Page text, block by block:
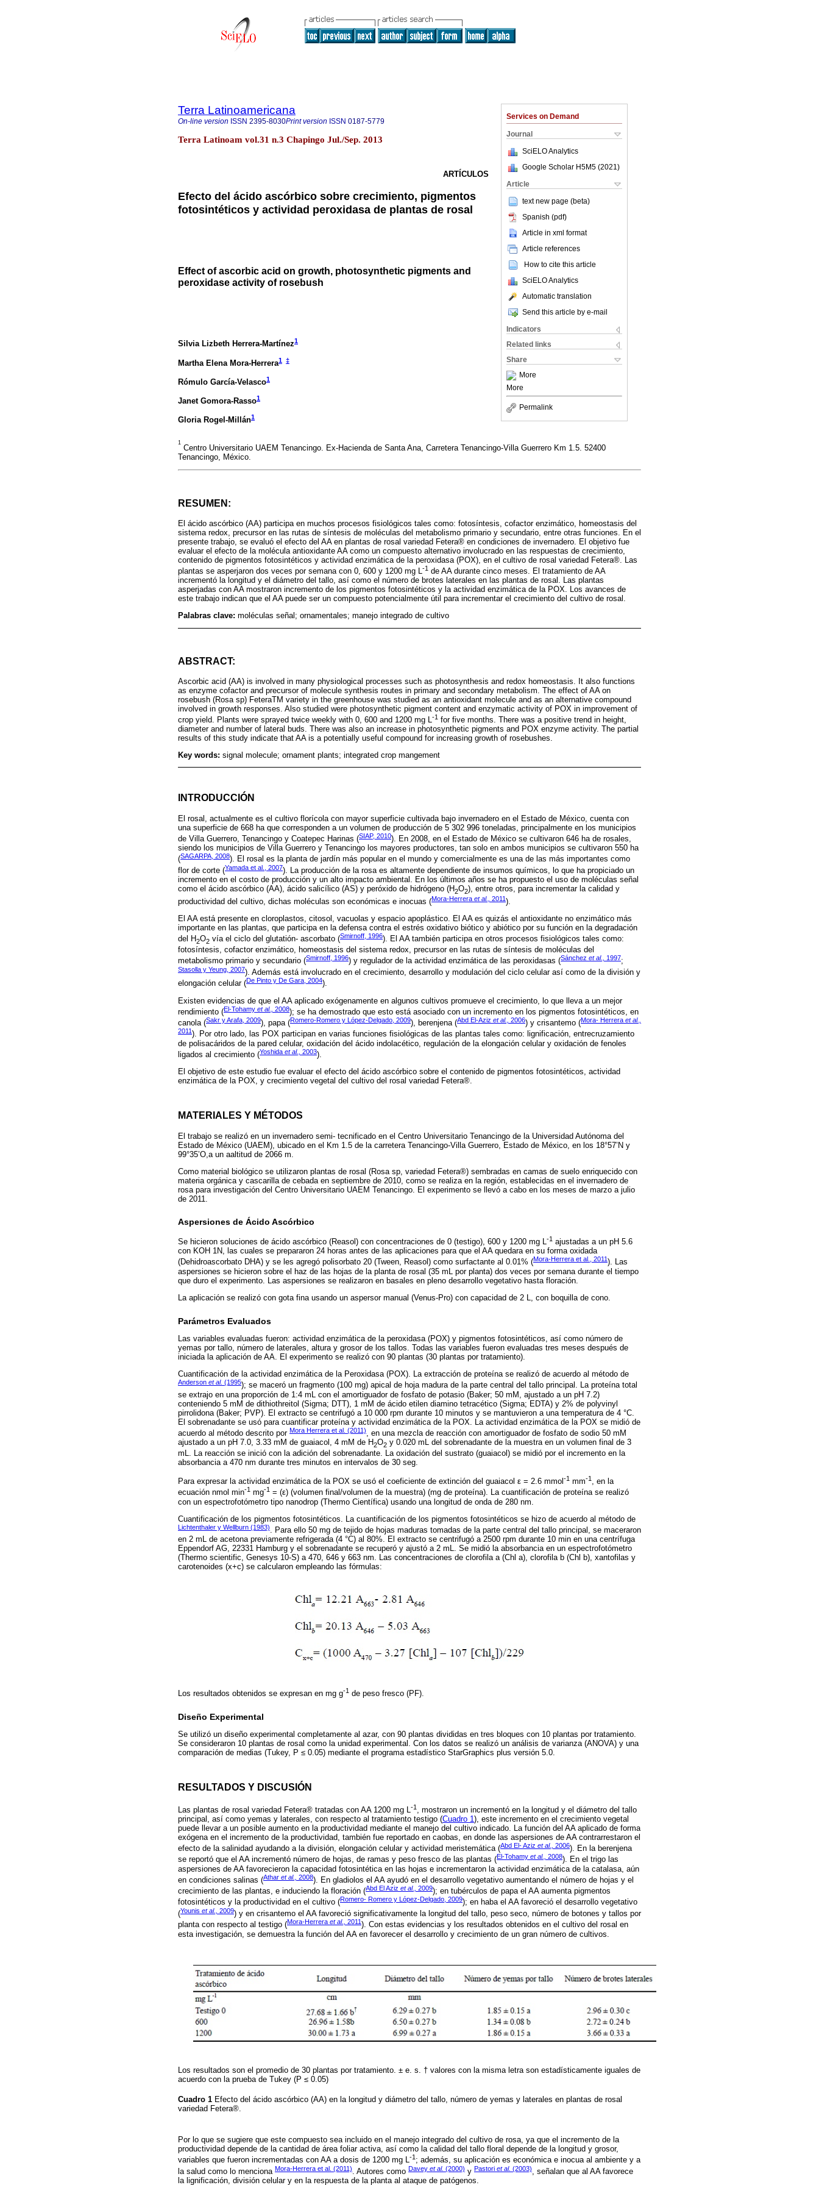
Services on Demand
Journal
SciELO Analytics
Google Scholar H5M5 (2021 )
Article
text new page (beta)
Spanish (pdf)
Article in xml format
Article references
How to cite this article
SciELO Analytics
Automatic translation
Send this article by e-mail
Indicators
Related links
Share
More
More
Permalink
Terra Latinoamericana
On-line version ISSN 2395-8030Print version ISSN 0187-5779
Terra Latinoam vol.31 n.3 Chapingo Jul./Sep. 2013
ARTÍCULOS
Efecto del ácido ascórbico sobre crecimiento, pigmentos
fotosintéticos y actividad peroxidasa de plantas de rosal
Effect of ascorbic acid on growth, photosynthetic pigments and
peroxidase activity of rosebush
Silvia Lizbeth Herrera-Martínez1
Martha Elena Mora-Herrera1 ‡
Rómulo García-Velasco1
Janet Gomora-Rasso1
Gloria Rogel-Millán1
1
Centro Universitario UAEM Tenancingo. Ex-Hacienda de Santa Ana, Carretera Tenancingo-Villa Guerrero Km 1.5. 52400
Tenancingo, México.
RESUMEN:
El ácido ascórbico (AA) participa en muchos procesos fisiológicos tales como: fotosíntesis, cofactor enzimático, homeostasis del
sistema redox, precursor en las rutas de síntesis de moléculas del metabolismo primario y secundario, entre otras funciones. En el
presente trabajo, se evaluó el efecto del AA en plantas de rosal variedad Fetera® en condiciones de invernadero. El objetivo fue
evaluar el efecto de la molécula antioxidante AA como un compuesto alternativo involucrado en las respuestas de crecimiento,
contenido de pigmentos fotosintéticos y actividad enzimática de la peroxidasa (POX), en el cultivo de rosal variedad Fetera®. Las
plantas se asperjaron dos veces por semana con 0, 600 y 1200 mg L-1 de AA durante cinco meses. El tratamiento de AA
incrementó la longitud y el diámetro del tallo, así como el número de brotes laterales en las plantas de rosal. Las plantas
asperjadas con AA mostraron incremento de los pigmentos fotosintéticos y la actividad enzimática de la POX. Los avances de
este trabajo indican que el AA puede ser un compuesto potencialmente útil para incrementar el crecimiento del cultivo de rosal.
Palabras clave: moléculas señal; ornamentales; manejo integrado de cultivo
ABSTRACT:
Ascorbic acid (AA) is involved in many physiological processes such as photosynthesis and redox homeostasis. It also functions
as enzyme cofactor and precursor of molecule synthesis routes in primary and secondary metabolism. The effect of AA on
rosebush (Rosa sp) FeteraTM variety in the greenhouse was studied as an antioxidant molecule and as an alternative compound
involved in growth responses. Also studied were photosynthetic pigment content and enzymatic activity of POX in improvement of
crop yield. Plants were sprayed twice weekly with 0, 600 and 1200 mg L
-1 for five months. There was a positive trend in height,
diameter and number of lateral buds. There was also an increase in photosynthetic pigments and POX enzyme activity. The partial
results of this study indicate that AA is a potentially useful compound for increasing growth of rosebushes.
Key words: signal molecule; ornament plants; integrated crop mangement
INTRODUCCIÓN
El rosal, actualmente es el cultivo florícola con mayor superficie cultivada bajo invernadero en el Estado de México, cuenta con
una superficie de 668 ha que corresponden a un volumen de producción de 5 302 996 toneladas, principalmente en los municipios
de Villa Guerrero, Tenancingo y Coatepec Harinas (SIAP, 2010). En 2008, en el Estado de México se cultivaron 646 ha de rosales,
siendo los municipios de Villa Guerrero y Tenancingo los mayores productores, tan solo en ambos municipios se cultivaron 550 ha
(SAGARPA, 2008). El rosal es la planta de jardín más popular en el mundo y comercialmente es una de las más importantes como
flor de corte (Yamada et al., 2007). La producción de la rosa es altamente dependiente de insumos químicos, lo que ha propiciado un
incremento en el costo de producción y un alto impacto ambiental. En los últimos años se ha propuesto el uso de moléculas señal
como el ácido ascórbico (AA), ácido salicílico (AS) y peróxido de hidrógeno (H2O2), entre otros, para incrementar la calidad y
productividad del cultivo, dichas moléculas son económicas e inocuas (Mora-Herrera et al., 2011).
El AA está presente en cloroplastos, citosol, vacuolas y espacio apoplástico. El AA es quizás el antioxidante no enzimático más
importante en las plantas, que participa en la defensa contra el estrés oxidativo biótico y abiótico por su función en la degradación
del H2O2 vía el ciclo del glutatión- ascorbato (Smirnoff, 1996). El AA también participa en otros procesos fisiológicos tales como:
fotosíntesis, cofactor enzimático, homeostasis del sistema redox, precursor en las rutas de síntesis de moléculas del
metabolismo primario y secundario (Smirnoff, 1996) y regulador de la actividad enzimática de las peroxidasas (Sánchez et al., 1997;
Stasolla y Yeung, 2007). Además está involucrado en el crecimiento, desarrollo y modulación del ciclo celular así como de la división y
elongación celular (De Pinto y De Gara, 2004).
Existen evidencias de que el AA aplicado exógenamente en algunos cultivos promueve el crecimiento, lo que lleva a un mejor
rendimiento (El-Tohamy et al., 2008); se ha demostrado que esto está asociado con un incremento en los pigmentos fotosintéticos, en
canola (Sakr y Arafa, 2009), papa (Romero-Romero y López-Delgado, 2009), berenjena (Abd El-Aziz et al., 2006) y crisantemo (Mora- Herrera et al.,
2011 ). Por otro lado, las POX participan en varias funciones fisiológicas de las plantas tales como: lignificación, entrecruzamiento
de polisacáridos de la pared celular, oxidación del ácido indolacético, regulación de la elongación celular y oxidación de fenoles
ligados al crecimiento (Yoshida et al., 2003).
El objetivo de este estudio fue evaluar el efecto del ácido ascórbico sobre el contenido de pigmentos fotosintéticos, actividad
enzimática de la POX, y crecimiento vegetal del cultivo del rosal variedad Fetera®.
MATERIALES Y MÉTODOS
El trabajo se realizó en un invernadero semi- tecnificado en el Centro Universitario Tenancingo de la Universidad Autónoma del
Estado de México (UAEM), ubicado en el Km 1.5 de la carretera Tenancingo-Villa Guerrero, Estado de México, en los 18°57’N y
99°35’O,a un aaltitud de 2066 m.
Como material biológico se utilizaron plantas de rosal (Rosa sp, variedad Fetera®) sembradas en camas de suelo enriquecido con
materia orgánica y cascarilla de cebada en septiembre de 2010, como se realiza en la región, establecidas en el invernadero de
rosa para investigación del Centro Universitario UAEM Tenancingo. El experimento se llevó a cabo en los meses de marzo a julio
de 2011.
Aspersiones de Ácido Ascórbico
Se hicieron soluciones de ácido ascórbico (Reasol) con concentraciones de 0 (testigo), 600 y 1200 mg L-1 ajustadas a un pH 5.6
con KOH 1N, las cuales se prepararon 24 horas antes de las aplicaciones para que el AA quedara en su forma oxidada
(Dehidroascorbato DHA) y se les agregó polisorbato 20 (Tween, Reasol) como surfactante al 0.01% (Mora-Herrera et al., 2011 ). Las
aspersiones se hicieron sobre el haz de las hojas de la planta de rosal (35 mL por planta) dos veces por semana durante el tiempo
que duro el experimento. Las aspersiones se realizaron en basales en pleno desarrollo vegetativo hasta floración.
La aplicación se realizó con gota fina usando un aspersor manual (Venus-Pro) con capacidad de 2 L, con boquilla de cono.
Parámetros Evaluados
Las variables evaluadas fueron: actividad enzimática de la peroxidasa (POX) y pigmentos fotosintéticos, así como número de
yemas por tallo, número de laterales, altura y grosor de los tallos. Todas las variables fueron evaluadas tres meses después de
iniciada la aplicación de AA. El experimento se realizó con 90 plantas (30 plantas por tratamiento).
Cuantificación de la actividad enzimática de la Peroxidasa (POX). La extracción de proteína se realizó de acuerdo al método de
Anderson et al. (1995); se maceró un fragmento (100 mg) apical de hoja madura de la parte central del tallo principal. La proteína total
se extrajo en una proporción de 1:4 mL con el amortiguador de fosfato de potasio (Baker; 50 mM, ajustado a un pH 7.2)
conteniendo 5 mM de dithiothreitol (Sigma; DTT), 1 mM de ácido etilen diamino tetracético (Sigma; EDTA) y 2% de polyvinyl
pirrolidona (Baker; PVP). El extracto se centrifugó a 10 000 rpm durante 10 minutos y se mantuvieron a una temperatura de 4 °C.
El sobrenadante se usó para cuantificar proteína y actividad enzimática de la POX. La actividad enzimática de la POX se midió de
acuerdo al método descrito por Mora Herrera et al. (2011), en una mezcla de reacción con amortiguador de fosfato de sodio 50 mM
ajustado a un pH 7.0, 3.33 mM de guaiacol, 4 mM de H2O2 y 0.020 mL del sobrenadante de la muestra en un volumen final de 3
mL. La reacción se inició con la adición del sobrenadante. La oxidación del sustrato (guaiacol) se midió por el incremento en la
absorbancia a 470 nm durante tres minutos en intervalos de 30 seg.
Para expresar la actividad enzimática de la POX se usó el coeficiente de extinción del guaiacol ε = 2.6 mmol -1 mm-1 , en la
ecuación nmol min-1 mg-1 = (ε) (volumen final/volumen de la muestra) (mg de proteína). La cuantificación de proteína se realizó
con un espectrofotómetro tipo nanodrop (Thermo Científica) usando una longitud de onda de 280 nm.
Cuantificación de los pigmentos fotosintéticos. La cuantificación de los pigmentos fotosintéticos se hizo de acuerdo al método de
Lichtenthaler y Wellburn (1983). Para ello 50 mg de tejido de hojas maduras tomadas de la parte central del tallo principal, se maceraron
en 2 mL de acetona previamente refrigerada (4 °C) al 80%. El extracto se centrifugó a 2500 rpm durante 10 min en una centrífuga
Eppendorf AG, 22331 Hamburg y el sobrenadante se recuperó y ajustó a 2 mL. Se midió la absorbancia en un espectrofotómetro
(Thermo scientific, Genesys 10-S) a 470, 646 y 663 nm. Las concentraciones de clorofila a (Chl a), clorofila b (Chl b), xantofilas y
carotenoides (x+c) se calcularon empleando las fórmulas:
Los resultados obtenidos se expresan en mg g-1 de peso fresco (PF).
Diseño Experimental
Se utilizó un diseño experimental completamente al azar, con 90 plantas divididas en tres bloques con 10 plantas por tratamiento.
Se consideraron 10 plantas de rosal como la unidad experimental. Con los datos se realizó un análisis de varianza (ANOVA) y una
comparación de medias (Tukey, P ≤ 0.05) mediante el programa estadístico StarGraphics plus versión 5.0.
RESULTADOS Y DISCUSIÓN
Las plantas de rosal variedad Fetera® tratadas con AA 1200 mg L -1
, mostraron un incrementó en la longitud y el diámetro del tallo
principal, así como yemas y laterales, con respecto al tratamiento testigo (Cuadro 1 ), este incremento en el crecimiento vegetal
puede llevar a un posible aumento en la productividad mediante el manejo del cultivo indicado. La función del AA aplicado de forma
exógena en el incremento de la productividad, también fue reportado en caobas, en donde las aspersiones de AA contrarrestaron el
efecto de la salinidad ayudando a la división, elongación celular y actividad meristemática (Abd El- Aziz et al., 2006). En la berenjena
se reportó que el AA incrementó número de hojas, de ramas y peso fresco de las plantas (El-Tohamy et al., 2008). En el trigo las
aspersiones de AA favorecieron la capacidad fotosintética en las hojas e incrementaron la actividad enzimática de la catalasa, aún
en condiciones salinas (Athar et al., 2008). En gladiolos el AA ayudó en el desarrollo vegetativo aumentando el número de hojas y el
crecimiento de las plantas, e induciendo la floración (Abd El Aziz et al., 2009); en tubérculos de papa el AA aumenta pigmentos
fotosintéticos y la productividad en el cultivo (Romero- Romero y López-Delgado, 2009); en haba el AA favoreció el desarrollo vegetativo
(Younis et al., 2009) y en crisantemo el AA favoreció significativamente la longitud del tallo, peso seco, número de botones y tallos por
planta con respecto al testigo (Mora-Herrera et al., 2011 ). Con estas evidencias y los resultados obtenidos en el cultivo del rosal en
esta investigación, se demuestra la función del AA en favorecer el desarrollo y crecimiento de un gran número de cultivos.
Los resultados son el promedio de 30 plantas por tratamiento. ± e. s. † valores con la misma letra son estadísticamente iguales de
acuerdo con la prueba de Tukey (P ≤ 0.05)
Cuadro 1 Efecto del ácido ascórbico (AA) en la longitud y diámetro del tallo, número de yemas y laterales en plantas de rosal
variedad Fetera®.
Por lo que se sugiere que este compuesto sea incluido en el manejo integrado del cultivo de rosa, ya que el incremento de la
productividad depende de la cantidad de área foliar activa, así como la calidad del tallo floral depende de la longitud y grosor,
variables que fueron incrementadas con AA a dosis de 1200 mg L-1 ; además, su aplicación es económica e inocua al ambiente y a
la salud como lo menciona Mora-Herrera et al. (2011). Autores como Davey et al. (2000) y Pastori et al. (2003), señalan que al AA favorece
la lignificación, división celular y en la respuesta de la planta al ataque de patógenos.